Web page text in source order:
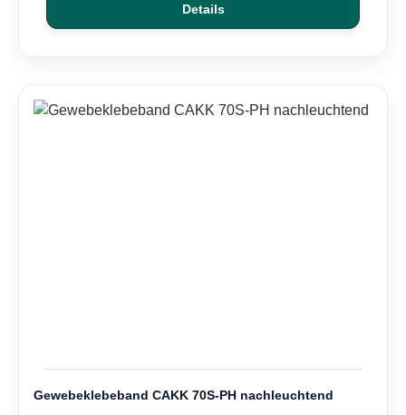
Details
Gewebeklebeband CAKK 70S-PH nachleuchtend